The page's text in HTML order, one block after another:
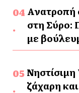
Ανατροπή
στη Σύρο:
με
ζάχαρη